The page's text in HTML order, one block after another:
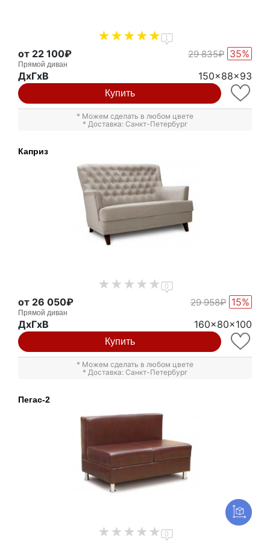
1
от 22 100₽ 29 835₽ 35%
Прямой диван
ДxГxВ 150x88x93
Купить
* Можем сделать в любом цвете
* Доставка: Санкт-Петербург
Каприз
0
от 26 050₽ 29 958₽ 15%
Прямой диван
ДxГxВ 160x80x100
Купить
* Можем сделать в любом цвете
* Доставка: Санкт-Петербург
Пегас-2
0